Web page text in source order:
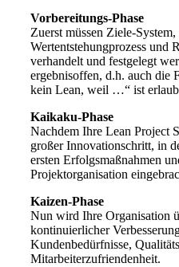
Vorbereitungs-Phase
Zuerst müssen Ziele-
Wertentstehungprozess und
verhandelt und festgelegt
ergebnisoffen, d.h. auch die
kein Lean, weil …“ ist
Kaikaku-Phase
Nachdem Ihre Lean Project
großer Innovationschritt, in
ersten Erfolgsmaßnahmen
Projektorganisation
Kaizen-Phase
Nun wird Ihre Organisation
kontinuierlicher
Kundenbedürfnisse,
Mitarbeiterzufriendenheit.